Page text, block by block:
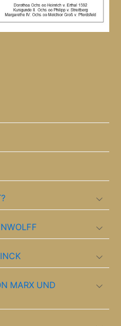
MARX UND